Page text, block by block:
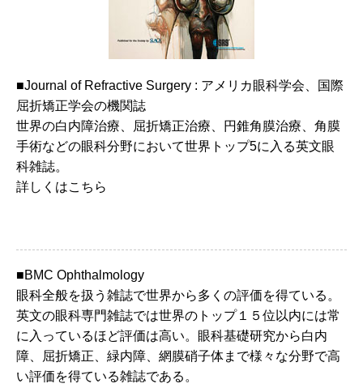
■Journal of Refractive Surgery : アメリカ眼科学会、国際
屈折矯正学会の機関誌
世界の白内障治療、屈折矯正治療、円錐角膜治療、角膜
手術などの眼科分野において世界トップ5に入る英文眼
科雑誌。
詳しくはこちら
■BMC Ophthalmology
眼科全般を扱う雑誌で世界から多くの評価を得ている。
英文の眼科専門雑誌では世界のトップ１５位以内には常
に入っているほど評価は高い。眼科基礎研究から白内
障、屈折矯正、緑内障、網膜硝子体まで様々な分野で高
い評価を得ている雑誌である。